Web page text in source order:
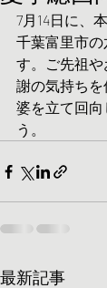
7月14日に、
千葉富里市の
す。ご先祖
謝の気持ち
婆を立て回向
う。
最新記事